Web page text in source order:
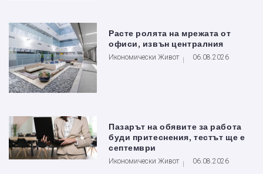
Расте ролята на мрежата от
офиси, извън централния
Икономически Живот 06.08.2026
Пазарът на обявите за работа
буди притеснения, тестът ще е
септември
Икономически Живот 06.08.2026